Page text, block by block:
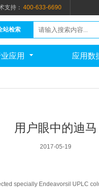
支持： 400-633-6690
站检索
应用 应用数
用户眼中的迪马
2017-05-19
specially Endeavorsil UPLC